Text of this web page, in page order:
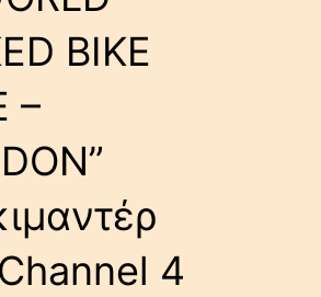
BIKE
–
4